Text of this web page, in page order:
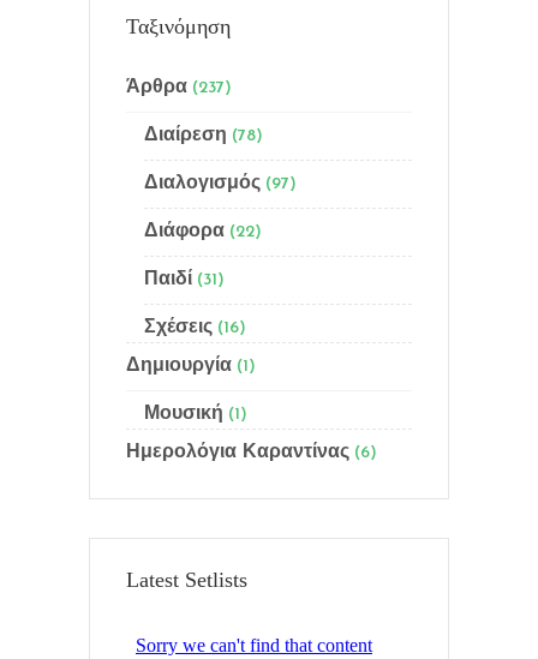
Ταξινόμηση
Άρθρα (237)
Διαίρεση (78)
Διαλογισμός (97)
Διάφορα (22)
Παιδί (31)
Σχέσεις (16)
Δημιουργία (1)
Μουσική (1)
Ημερολόγια Καραντίνας (6)
Latest Setlists
Αρχική
Ποιός είμαι
Γίνε μέλος
Email Subscription
Αναζήτηση